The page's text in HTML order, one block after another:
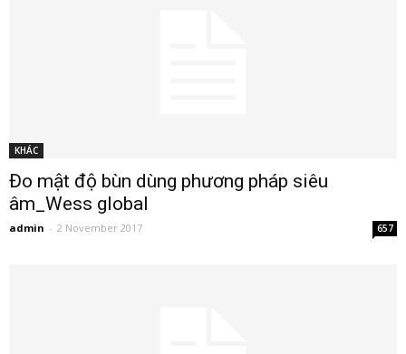
KHÁC
Đo mật độ bùn dùng phương pháp siêu
âm_Wess global
admin - 2 November 2017 657